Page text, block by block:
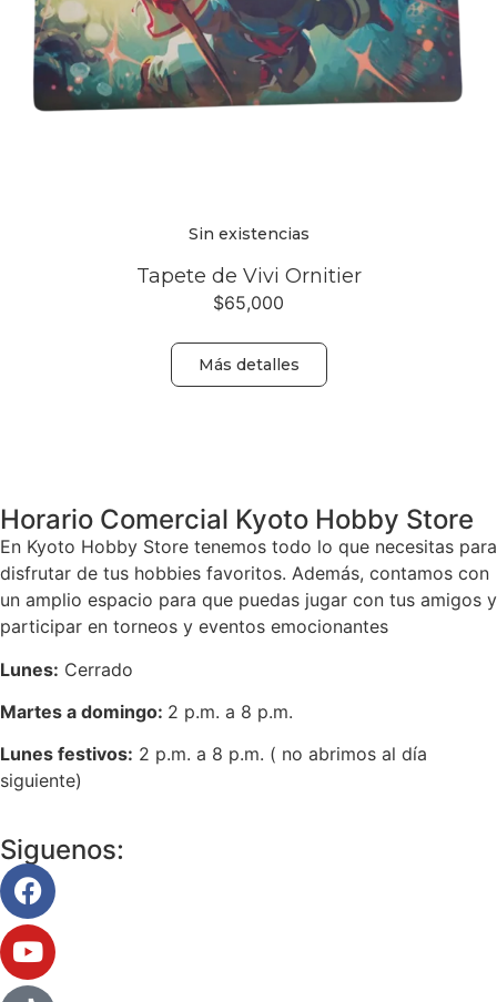
Sin existencias
Tapete de Vivi Ornitier
$65,000
Más detalles
Horario Comercial Kyoto Hobby Store
En Kyoto Hobby Store tenemos todo lo que necesitas para
disfrutar de tus hobbies favoritos. Además, contamos con
un amplio espacio para que puedas jugar con tus amigos y
participar en torneos y eventos emocionantes
Lunes: Cerrado
Martes a domingo: 2 p.m. a 8 p.m.
Lunes festivos: 2 p.m. a 8 p.m. ( no abrimos al día
siguiente)
Siguenos: